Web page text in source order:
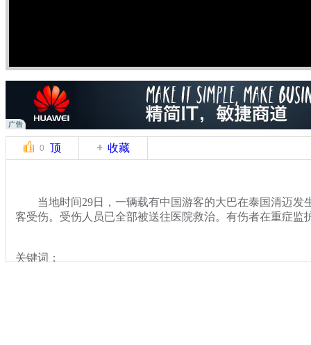
0 顶 收藏
当地时间29日，一辆载有中国游客的大巴在泰国清迈发
客受伤。受伤人员已全部被送往医院救治。有伤者在重症监
关键词：